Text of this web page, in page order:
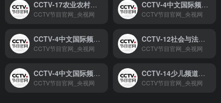
CCTV-17农业农村频道高清直播
CCTV节目官网_央视网
CCTV-4中文国际频道(美洲版)高清直播
CCTV节目官网_央视网
CCTV-4中文国际频道(欧洲版)高清直播
CCTV节目官网_央视网
CCTV-12社会与法频道高清直播
CCTV节目官网_央视网
CCTV-4中文国际频道(亚洲版)高清直播
CCTV节目官网_央视网
CCTV-14少儿频道高清直播
CCTV节目官网_央视网